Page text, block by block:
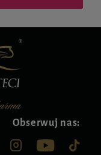
Obserwuj nas: